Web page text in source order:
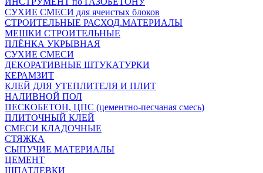
СУХИЕ СМЕСИ для ячеистых блоков
СТРОИТЕЛЬНЫЕ РАСХОД.МАТЕРИАЛЫ
МЕШКИ СТРОИТЕЛЬНЫЕ
ПЛЁНКА УКРЫВНАЯ
СУХИЕ СМЕСИ
ДЕКОРАТИВНЫЕ ШТУКАТУРКИ
КЕРАМЗИТ
КЛЕЙ ДЛЯ УТЕПЛИТЕЛЯ И ПЛИТ
НАЛИВНОЙ ПОЛ
ПЕСКОБЕТОН, ЦПС (цементно-песчаная смесь)
ПЛИТОЧНЫЙ КЛЕЙ
СМЕСИ КЛАДОЧНЫЕ
СТЯЖКА
СЫПУЧИЕ МАТЕРИАЛЫ
ЦЕМЕНТ
ШПАТЛЕВКИ